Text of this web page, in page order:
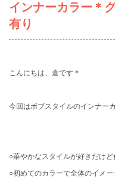
インナーカラー＊
有り
こんにちは、倉です＊
今回はボブスタイルのインナー
○華やかなスタイルが好きだけ
○初めてのカラーで全体のイメ